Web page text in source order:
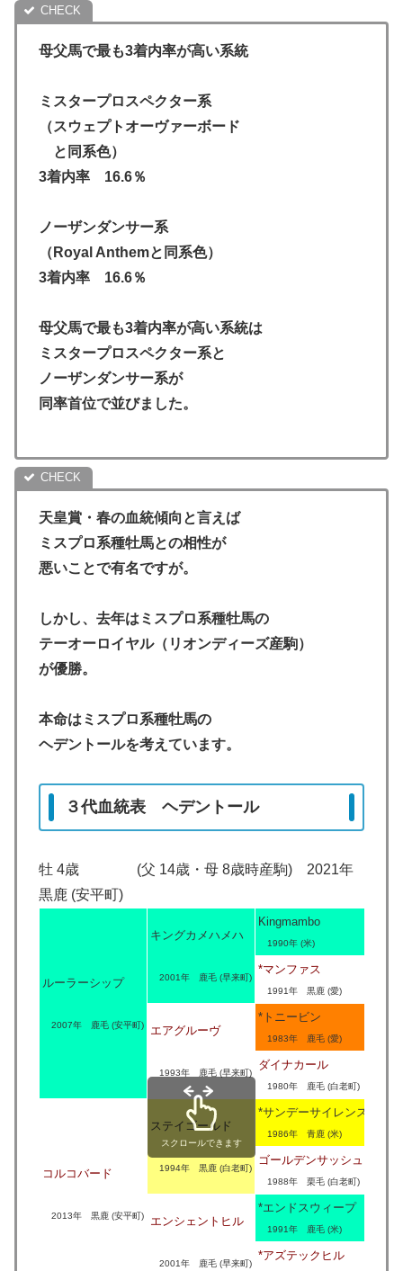
母父馬で最も3着内率が高い系統
ミスタープロスペクター系
（スウェプトオーヴァーボード
と同系色）
3着内率 16.6％
ノーザンダンサー系
（Royal Anthemと同系色）
3着内率 16.6％
母父馬で最も3着内率が高い系統は
ミスタープロスペクター系と
ノーザンダンサー系が
同率首位で並びました。
天皇賞・春の血統傾向と言えば
ミスプロ系種牡馬との相性が
悪いことで有名ですが。
しかし、去年はミスプロ系種牡馬の
テーオーロイヤル（リオンディーズ産駒）
が優勝。
本命はミスプロ系種牡馬の
ヘデントールを考えています。
３代血統表 ヘデントール
牡 4歳 (父 14歳・母 8歳時産駒) 2021年
黒鹿 (安平町)
ルーラーシップ
2007年 鹿毛 (安平町)
キングカメハメハ
2001年 鹿毛 (早来町)
Kingmambo
1990年 (米)
*マンファス
1991年 黒鹿 (愛)
エアグルーヴ
1993年 鹿毛 (早来町)
*トニービン
1983年 鹿毛 (愛)
ダイナカール
1980年 鹿毛 (白老町)
コルコバード
2013年 黒鹿 (安平町)
ステイゴールド
1994年 黒鹿 (白老町)
*サンデーサイレンス
1986年 青鹿 (米)
ゴールデンサッシュ
1988年 栗毛 (白老町)
エンシェントヒル
2001年 鹿毛 (早来町)
*エンドスウィープ
1991年 鹿毛 (米)
*アズテックヒル
スクロールできます